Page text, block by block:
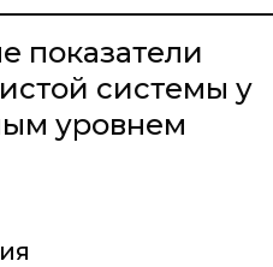
показатели
системы у
уровнем